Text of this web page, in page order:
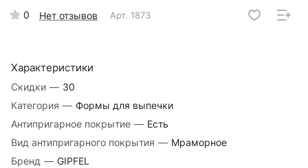
0 Нет отзывов Арт. 1873
Характеристики
Скидки — 30
Категория — Формы для выпечки
Антипригарное покрытие — Есть
Вид антипригарного покрытия — Мраморное
Бренд — GIPFEL